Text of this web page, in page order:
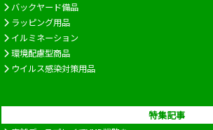
バックヤード備品
ラッピング用品
イルミネーション
環境配慮型商品
ウイルス感染対策用品
特集記事